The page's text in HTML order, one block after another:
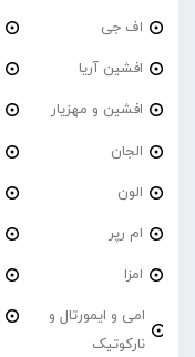
اف جی
افشین آریا
افشین و مهزیار
الجان
الون
ام رپر
امزا
امی و ایمورتال و
نارکوتیک